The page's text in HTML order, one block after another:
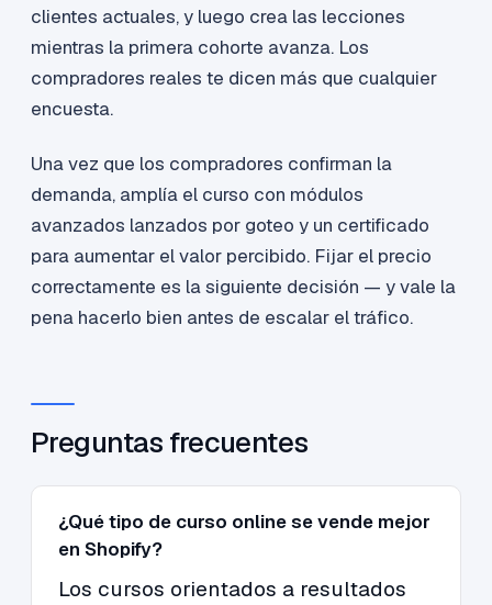
clientes actuales, y luego crea las lecciones
mientras la primera cohorte avanza. Los
compradores reales te dicen más que cualquier
encuesta.
Una vez que los compradores confirman la
demanda, amplía el curso con módulos
avanzados lanzados por goteo y un certificado
para aumentar el valor percibido. Fijar el precio
correctamente es la siguiente decisión — y vale la
pena hacerlo bien antes de escalar el tráfico.
Preguntas frecuentes
¿Qué tipo de curso online se vende mejor
en Shopify?
Los cursos orientados a resultados